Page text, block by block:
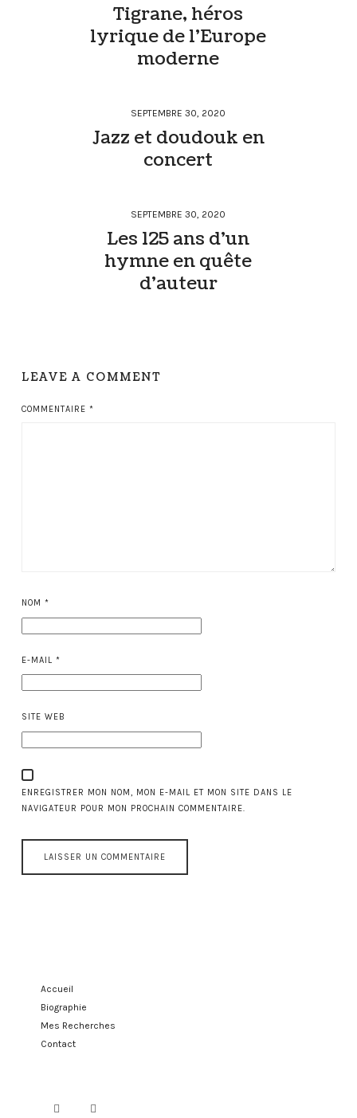
Tigrane, héros
lyrique de l’Europe
moderne
SEPTEMBRE 30, 2020
Jazz et doudouk en
concert
SEPTEMBRE 30, 2020
Les 125 ans d’un
hymne en quête
d’auteur
LEAVE A COMMENT
COMMENTAIRE *
NOM *
E-MAIL *
SITE WEB
ENREGISTRER MON NOM, MON E-MAIL ET MON SITE DANS LE
NAVIGATEUR POUR MON PROCHAIN COMMENTAIRE.
Accueil
Biographie
Mes Recherches
Contact